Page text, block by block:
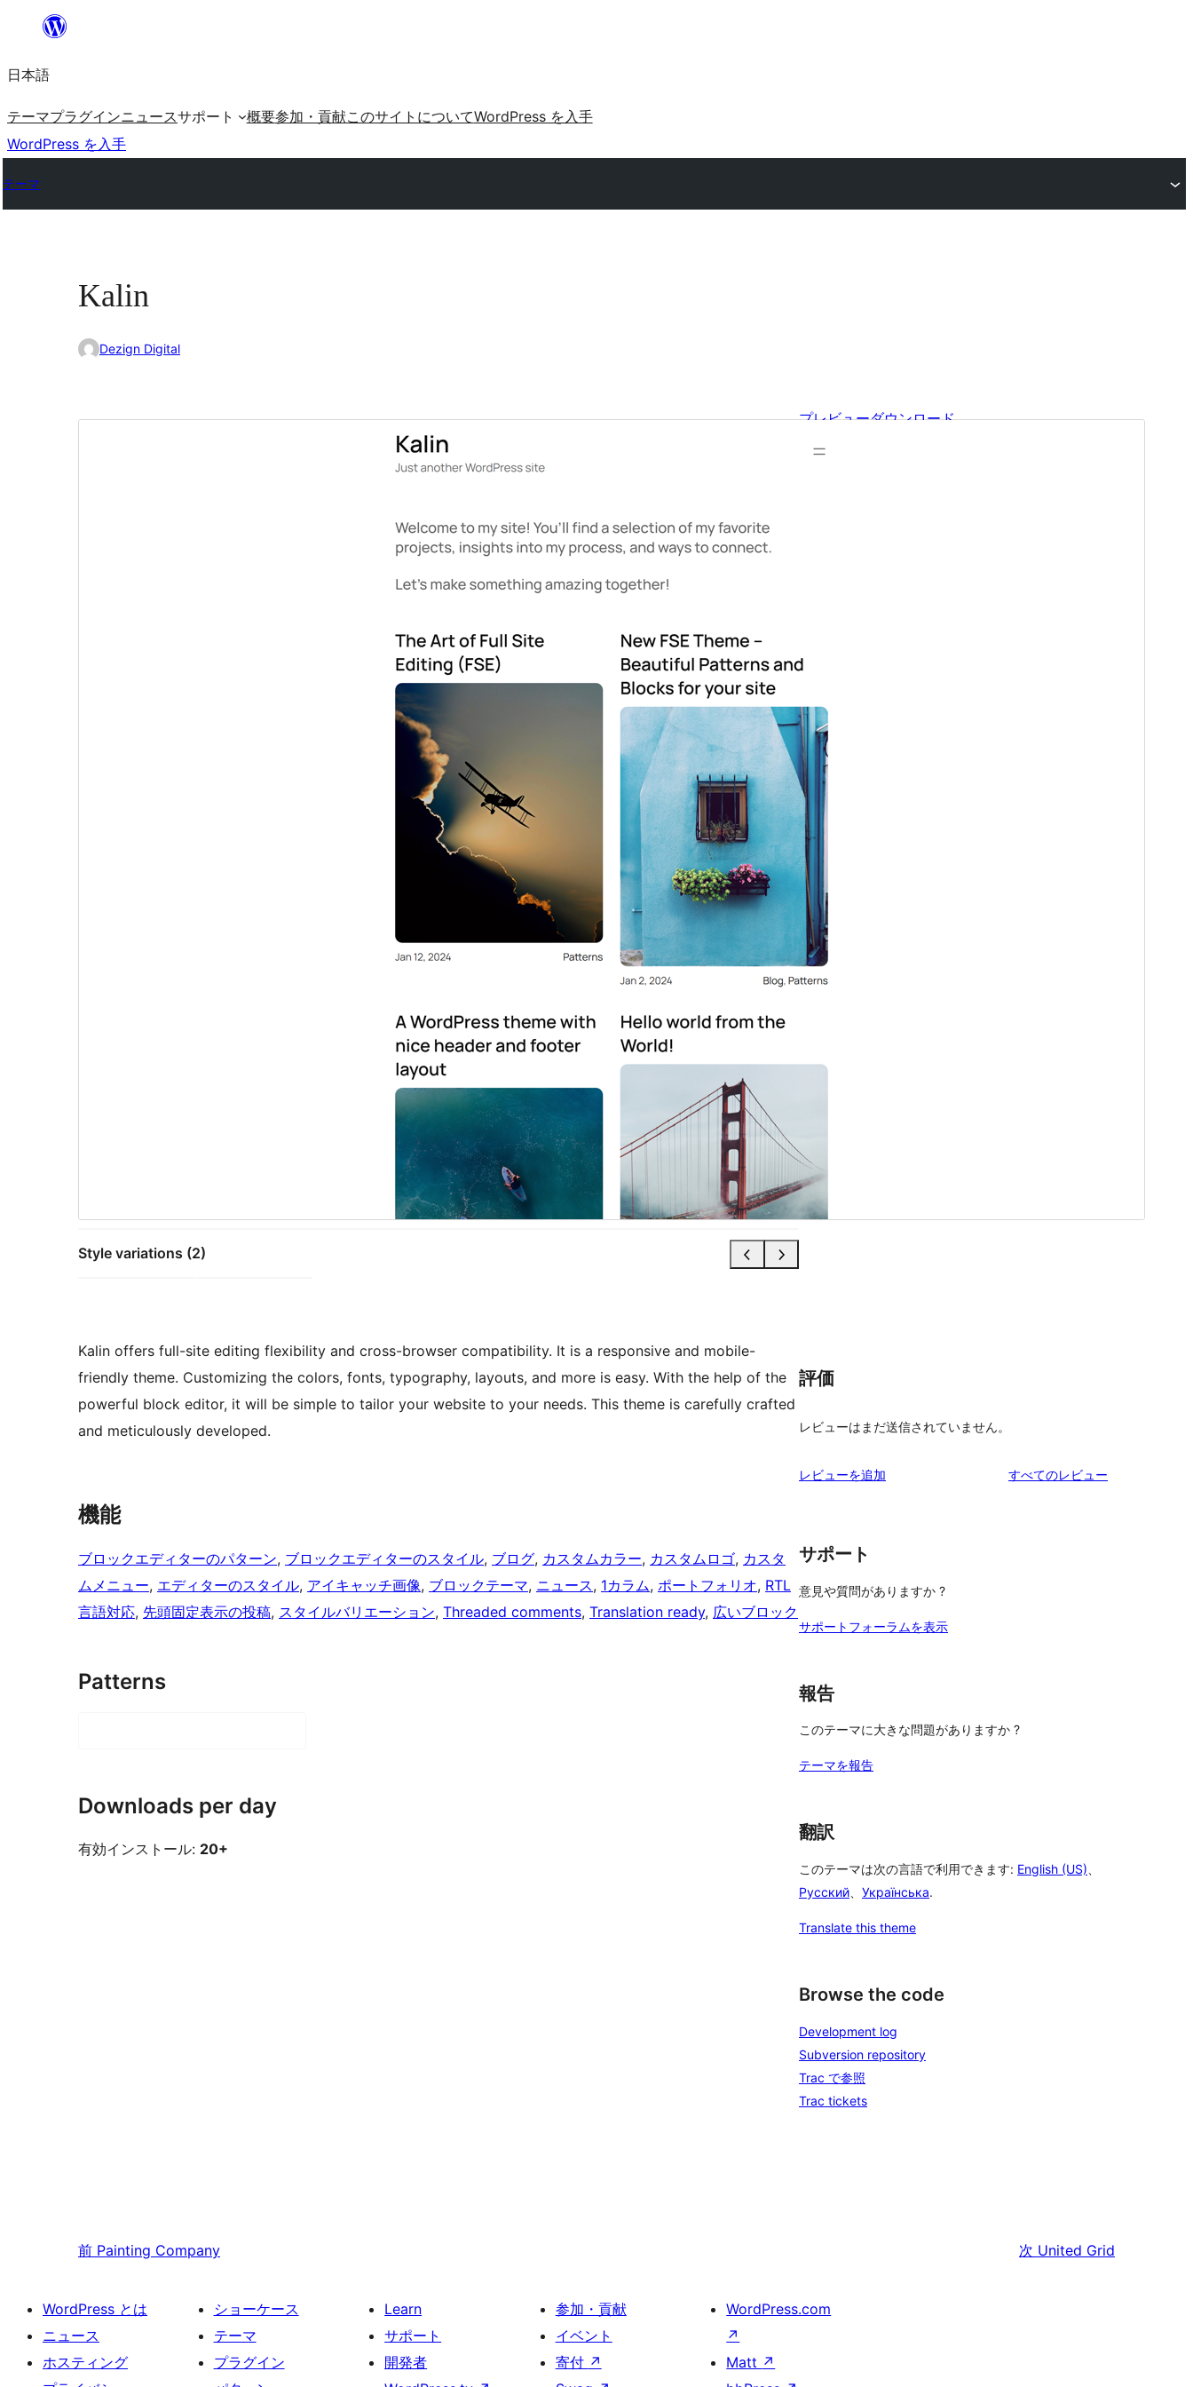
を
ッ
プ
日本語
テーマプラグインニュースサポート 概要参加・貢献このサイトについてWordPress を入手
WordPress を入手
テーマ
Kalin
Dezign Digital
Style variations (2)
プレビューダウンロード
バージョン
Kalin offers full-site editing flexibility and cross-browser compatibility. It is a responsive and mobile-
friendly theme. Customizing the colors, fonts, typography, layouts, and more is easy. With the help of the
powerful block editor, it will be simple to tailor your website to your needs. This theme is carefully crafted
and meticulously developed.
機能
ブロックエディターのパターン, ブロックエディターのスタイル, ブログ, カスタムカラー, カスタムロゴ, カスタ
ムメニュー, エディターのスタイル, アイキャッチ画像, ブロックテーマ, ニュース, 1カラム, ポートフォリオ, RTL
言語対応, 先頭固定表示の投稿, スタイルバリエーション, Threaded comments, Translation ready, 広いブロック
Patterns
Downloads per day
有効インストール: 20+
評価
レビューはまだ送信されていません。
レビューを追加 すべてのレビュー
サポート
意見や質問がありますか ?
サポートフォーラムを表示
報告
このテーマに大きな問題がありますか ?
テーマを報告
翻訳
このテーマは次の言語で利用できます: English (US)
Русский
Українська.
Translate this theme
Browse the code
Development log
Subversion repository
Trac で参照
Trac tickets
前 Painting Company 次 United Grid
WordPress とは
ニュース
ホスティング
ショーケース
テーマ
プラグイン
Learn
サポート
開発者
参加・貢献
イベント
寄付 ↗
WordPress.com
↗
Matt ↗